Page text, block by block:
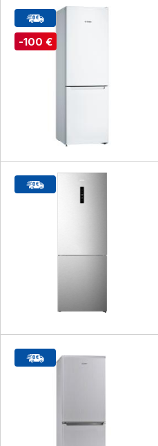
-100 €